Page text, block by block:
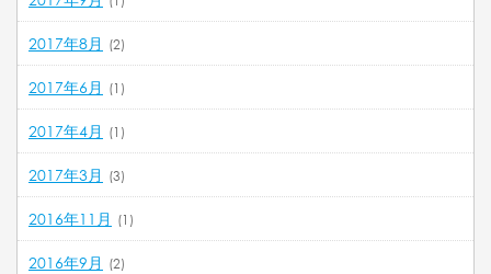
2017年8月 (2)
2017年6月 (1)
2017年4月 (1)
2017年3月 (3)
2016年11月 (1)
2016年9月 (2)